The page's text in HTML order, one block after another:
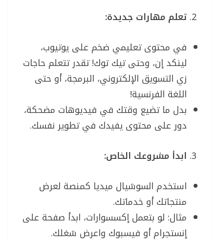
تعلم مهارات جديدة:
في محتوى تعليمي ضخم على يوتيوب،
لينكد إن، وحتى تيك توك! تقدر تتعلم حاجات
زي التسويق الإلكتروني، البرمجة، أو حتى
اللغة الفرنسية!
بدل ما تضيع وقتك في فيديوهات مضحكة،
دور على محتوى يفيدك في تطوير نفسك.
ابدأ مشروعك الخاص:
استخدم السوشيال ميديا كمنصة لعرض
منتجاتك أو خدماتك.
مثال: لو بتعمل إكسسوارات، ابدأ صفحة على
إنستجرام أو فيسبوك واعرض شغلك.